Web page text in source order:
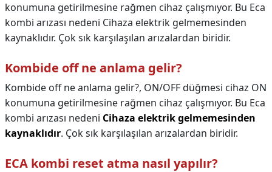
konumuna getirilmesine rağmen cihaz çalışmıyor. Bu Eca
kombi arızası nedeni Cihaza elektrik gelmemesinden
kaynaklıdır. Çok sık karşılaşılan arızalardan biridir.
Kombide off ne anlama gelir?
Kombide off ne anlama gelir?, ON/OFF düğmesi cihaz ON
konumuna getirilmesine rağmen cihaz çalışmıyor. Bu Eca
kombi arızası nedeni Cihaza elektrik gelmemesinden
kaynaklıdır. Çok sık karşılaşılan arızalardan biridir.
ECA kombi reset atma nasıl yapılır?